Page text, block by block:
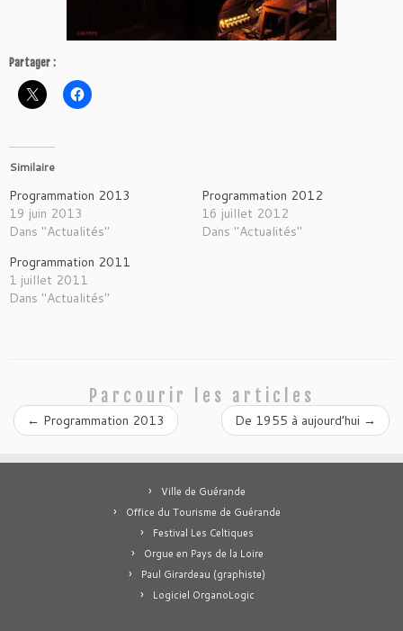
Partager :
Similaire
Programmation 2013
19 juin 2013
Dans "Actualités"
Programmation 2012
16 juillet 2012
Dans "Actualités"
Programmation 2011
1 juillet 2011
Dans "Actualités"
Parcourir les articles
← Programmation 2013 De 1955 à aujourd’hui →
Ville de Guérande
Office du Tourisme de Guérande
Festival Les Celtiques
Orgue en Pays de la Loire
Paul Girardeau (graphiste)
Logiciel OrganoLogic